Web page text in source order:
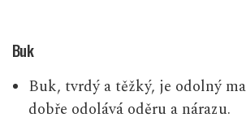
Buk
Buk, tvrdý a těžký, je odolný
dobře odolává oděru a nárazu.